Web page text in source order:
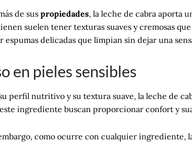
de suspropiedades, la leche de cabra aporta
suelen tener texturas suaves y cremosas
espumas delicadas que limpian sin dejar una
en pieles sensibles
perfil nutritivo y su textura suave, la leche de
ingrediente buscan proporcionar confort y
como ocurre con cualquier ingrediente,